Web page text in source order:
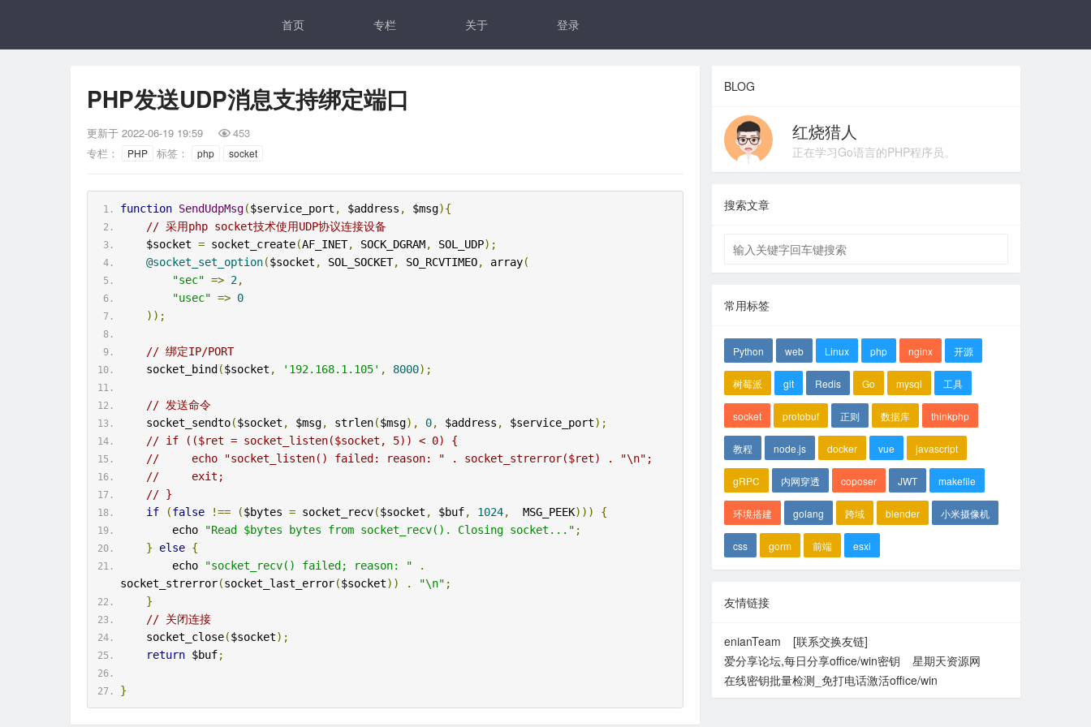
首页 专栏 关于 登录
PHP发送UDP消息支持绑定端口
更新于 2022-06-19 19:59  453
专栏：
PHP 标签： php socket
function SendUdpMsg($service_port , $address , $msg){
// 采用php socket技术使用UDP协议连接设备
    $socket
= socket_create(AF_INET, SOCK_DGRAM, SOL_UDP);
@socket_set_option($socket , SOL_SOCKET, SO_RCVTIMEO, array(
"sec" => 2,
"usec" => 0
));
// 绑定IP/PORT
    socket_bind
($socket , '192.168.1.105' , 8000);
// 发送命令
    socket_sendto
($socket , $msg, strlen($msg), 0, $address , $service_port);
// if (($ret = socket_listen($socket, 5)) < 0) {
//     echo "socket_listen() failed: reason: " . socket_strerror($ret) . "\n";
//     exit;
// }
if
(false !== ($bytes = socket_recv($socket , $buf, 1024,
  MSG_PEEK
)))
{
        echo
"Read $bytes bytes from socket_recv(). Closing socket..." ;
}
else {
        echo
"socket_recv() failed; reason: "
.
socket_strerror(socket_last_error($socket)) . "\n" ;
}
// 关闭连接
    socket_close
($socket);
return $buf;
}
BLOG
红烧猎人
正在学习Go语言的PHP程序员。
搜索文章
常用标签
Python web Linux php nginx 开源
树莓派 git Redis Go mysql 工具
socket protobuf 正则 数据库 thinkphp
教程 node.js docker vue javascript
gRPC 内网穿透 coposer JWT makefile
环境搭建 golang 跨域 blender 小米摄像机
css gorm 前端 esxi
友情链接
enianTeam
[联系交换友链]
爱分享论坛,每日分享office/win密钥
星期天资源网
在线密钥批量检测_免打电话激活office/win